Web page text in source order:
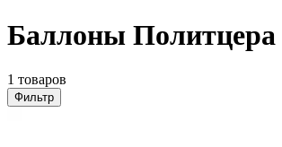
Баллоны
1 товаров
Фильтр